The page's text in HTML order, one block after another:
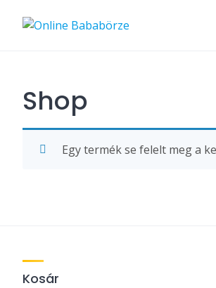
Shop
Egy termék se felelt meg a
Kosár